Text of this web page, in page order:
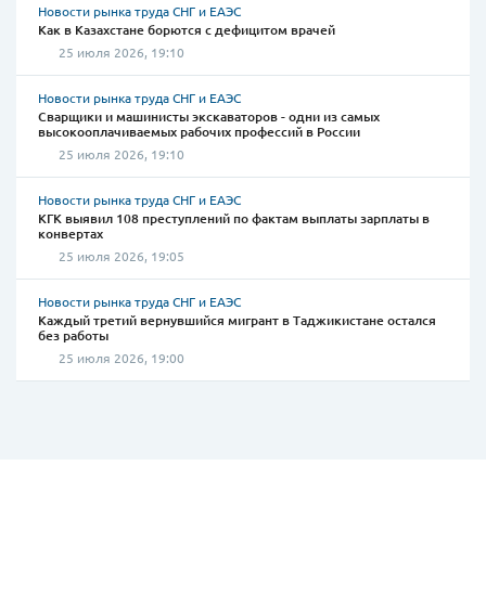
Новости рынка труда СНГ и ЕАЭС
Как в Казахстане борются с дефицитом врачей
25 июля 2026, 19:10
Новости рынка труда СНГ и ЕАЭС
Сварщики и машинисты экскаваторов - одни из самых
высокооплачиваемых рабочих профессий в России
25 июля 2026, 19:10
Новости рынка труда СНГ и ЕАЭС
КГК выявил 108 преступлений по фактам выплаты зарплаты в
конвертах
25 июля 2026, 19:05
Новости рынка труда СНГ и ЕАЭС
Каждый третий вернувшийся мигрант в Таджикистане остался
без работы
25 июля 2026, 19:00